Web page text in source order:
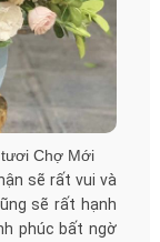
Chợ Mới
sẽ rất vui và
sẽ rất hạnh
phúc bất ngờ